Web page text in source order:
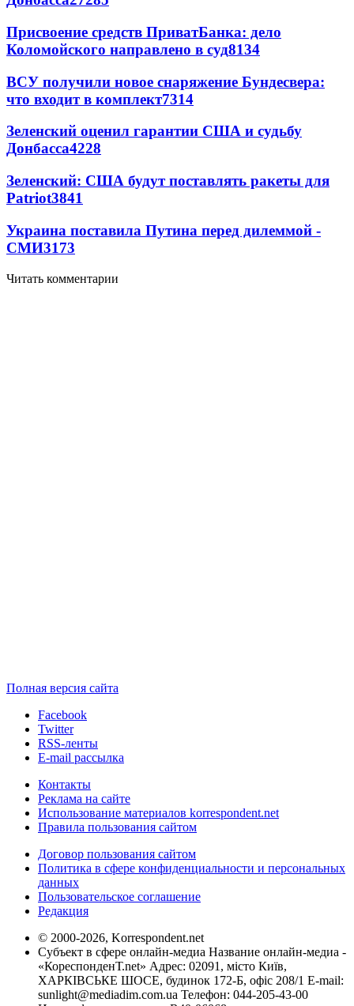
Присвоение средств ПриватБанка: дело
Коломойского направлено в суд8134
ВСУ получили новое снаряжение Бундесвера:
что входит в комплект7314
Зеленский оценил гарантии США и судьбу
Донбасса4228
Зеленский: США будут поставлять ракеты для
Patriot3841
Украина поставила Путина перед дилеммой -
СМИ3173
Читать комментарии
Полная версия сайта
Facebook
Twitter
RSS-ленты
E-mail рассылка
Контакты
Реклама на сайте
Использование материалов korrespondent.net
Правила пользования сайтом
Договор пользования сайтом
Политика в сфере конфиденциальности и персональных
данных
Пользовательское соглашение
Редакция
© 2000-2026, Korrespondent.net
Субъект в сфере онлайн-медиа Название онлайн-медиа -
«КореспонденТ.net» Адрес: 02091, місто Київ,
ХАРКІВСЬКЕ ШОСЕ, будинок 172-Б, офіс 208/1 E-mail:
sunlight@mediadim.com.ua Телефон: 044-205-43-00